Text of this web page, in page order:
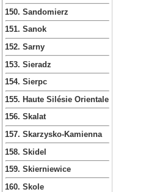
150. Sandomierz
151. Sanok
152. Sarny
153. Sieradz
154. Sierpc
155. Haute Silésie Orientale
156. Skalat
157. Skarzysko-Kamienna
158. Skidel
159. Skierniewice
160. Skole